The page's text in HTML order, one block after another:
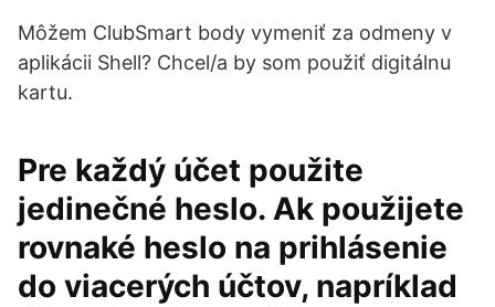
Môžem ClubSmart body vymeniť za odmeny v
aplikácii Shell? Chcel/a by som použiť digitálnu
kartu.
Pre každý účet použite
jedinečné heslo. Ak použijete
rovnaké heslo na prihlásenie
do viacerých účtov, napríklad